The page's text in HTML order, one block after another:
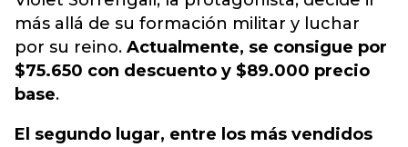
más allá de su formación militar y luchar
por su reino. Actualmente, se consigue por
$75.650 con descuento y $89.000 precio
base.
El segundo lugar, entre los más vendidos